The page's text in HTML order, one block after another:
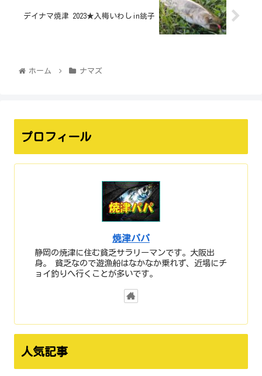
デイナマ焼津 2023★入梅いわしin銚子
ホーム ナマズ
プロフィール
焼津パパ
静岡の焼津に住む貧乏サラリーマンです。大阪出
身。 貧乏なので遊漁船はなかなか乗れず、近場にチ
ョイ釣りへ行くことが多いです。
人気記事